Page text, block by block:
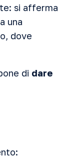
si afferma
una
dove
di dare